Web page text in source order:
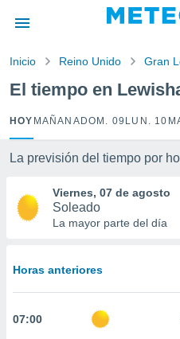
por
para
que se
calidad.
a este
y
digital
Inicio Reino Unido Gran
El tiempo en
HOY MAÑANA DOM. 09 LUN. 10
La previsión del tiempo por
Viernes, 07 de agosto
Soleado
La mayor parte del día
Horas anteriores
07:00